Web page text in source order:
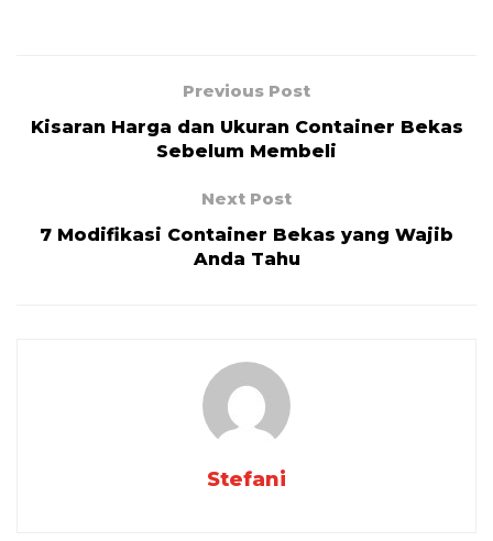
Previous Post
Kisaran Harga dan Ukuran Container Bekas
Sebelum Membeli
Next Post
7 Modifikasi Container Bekas yang Wajib
Anda Tahu
Stefani